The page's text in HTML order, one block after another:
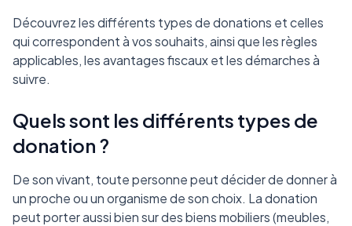
Découvrez les différents types de donations et celles
qui correspondent à vos souhaits, ainsi que les règles
applicables, les avantages fiscaux et les démarches à
suivre.
Quels sont les différents types de
donation ?
De son vivant, toute personne peut décider de donner à
un proche ou un organisme de son choix. La donation
peut porter aussi bien sur des biens mobiliers (meubles,